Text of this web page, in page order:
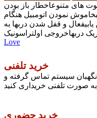
های متنوعاخطار باز بودن
نمودن اتومبیل هنگام
و قفل شدن دربها به
Love
خرید تلفنی
سیستم تماس گرفته و
صورت تلفنی خریداری کنید
خرید حضوری